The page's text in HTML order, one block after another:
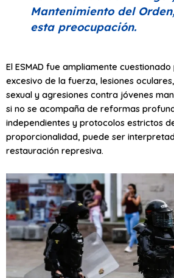
Mantenimiento del
esta preocupación.
El ESMAD fue ampliamente
excesivo de la fuerza, lesiones
sexual y agresiones contra jóvenes
si no se acompaña de reformas
independientes y protocolos estrictos
proporcionalidad, puede ser
restauración represiva.